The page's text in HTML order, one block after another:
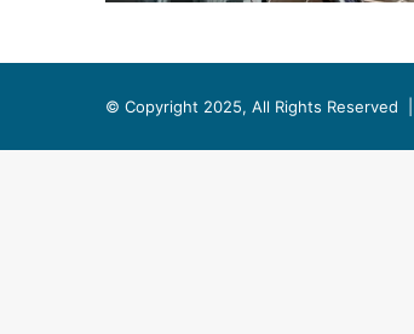
© Copyright 2025, All Rights Reserved |